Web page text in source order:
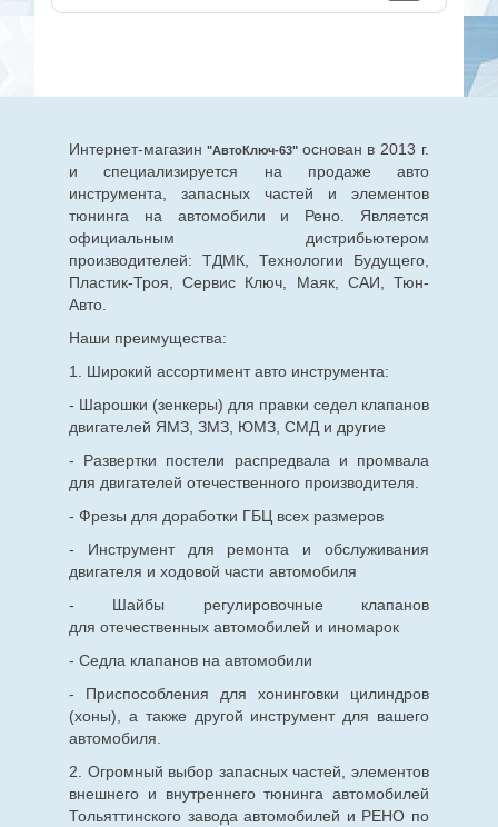
Интернет-магазин "АвтоКлюч-63" основан в 2013 г.
и специализируется на продаже авто
инструмента, запасных частей и элементов
тюнинга на автомобили и Рено. Является
официальным дистрибьютером
производителей: ТДМК, Технологии Будущего,
Пластик-Троя, Сервис Ключ, Маяк, САИ, Тюн-
Авто.
Наши преимущества:
1. Широкий ассортимент авто инструмента:
- Шарошки (зенкеры) для правки седел клапанов
двигателей ЯМЗ, ЗМЗ, ЮМЗ, СМД и другие
- Развертки постели распредвала и промвала
для двигателей отечественного производителя.
- Фрезы для доработки ГБЦ всех размеров
- Инструмент для ремонта и обслуживания
двигателя и ходовой части автомобиля
- Шайбы регулировочные клапанов
для отечественныхавтомобилей и иномарок
- Седла клапанов на автомобили
- Приспособления для хонинговки цилиндров
(хоны), а также другой инструмент для вашего
автомобиля.
2. Огромный выбор запасных частей, элементов
внешнего и внутреннего тюнинга автомобилей
Тольяттинского завода автомобилей и РЕНО по